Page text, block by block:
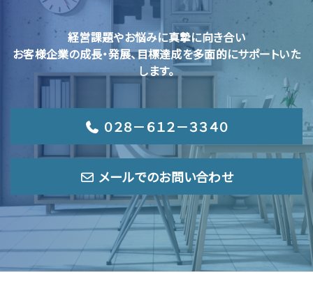
2億円超～3億円まで
45,000円～
3億円超～4億円まで
4億円超～5億円まで
以降、＋1億円ごとに加算
＋5,000円～
【但し、50,000円を下限とします。】
加えて、特別控除その他特別な手続がある場合は追加報酬【
④ 総合譲渡所得
譲渡ごとに、譲渡価額の0.5%
【但し、30,000円】を下限とします。）
⑤ 保険金（一時金）、個人年金、退職金を受け取った場合
明細一枚につき 3,000円
⑥ 一時所得（保険金以外）、雑所得（公的年金等以外）
内容ごとに 50,000円
路線価方式
1利用区分につき3万円
但し、複雑な評価を要する土地（例えば、不整形地、地積
1利用区分につき1万円
20万円より
④ 共同相続人・受遺者による加算
20万円より
会社設立サポート
* 会社設立後、当事務所の「会計・税務顧問サービス」をご
融資申請サポート
成功報酬：融資金額の2%
【但し、100万円を下限とします】
・中期経営計画の策定を含みます。
経営課題やお悩みに真摯に向き合い
お客様企業の成長・発展、目標達成を多面的にサポートいた
します。
０２８－６１２－３３４０
メールでのお問い合わせ